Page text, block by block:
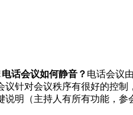
电话会议如何静音？ 电话会议
针对会议秩序有很好的控制
明（主持人有所有功能，参